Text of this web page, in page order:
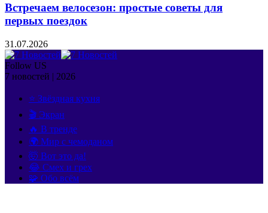
Встречаем велосезон: простые советы для
первых поездок
31.07.2026
Follow US
7 новостей | 2026
⭐ Звёздная кухня
🎬 Экран
🔥 В тренде
🌍 Мир с чемоданом
🤯 Вот это да!
😂 Смех и грех
🧩 Обо всём